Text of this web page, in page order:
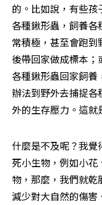
的。比如說，有些
各種鍬形蟲，飼養
常積極，甚至會跑
後帶回家做成標本
各種鍬形蟲回家飼
辦法到野外去捕捉
外的生存壓力。這就
什麼是不及呢？我
死小生物，例如小
物，那麼，我們就
減少對大自然的傷